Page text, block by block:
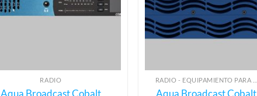
RADIO
Aqua Broadcast Cobalt
Aqua Broadcast Cobalt